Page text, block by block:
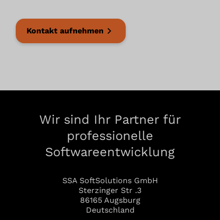
Kontakt aufnehmen
Wir sind Ihr Partner für
professionelle
Softwareentwicklung
SSA SoftSolutions GmbH
Sterzinger Str .3
86165 Augsburg
Deutschland
Verarbeitungsunternehmen
Google Ireland Limited
Google Building Gordon House, 4 Barrow Street, Dublin
verarbeitung dar. Eine Einwilligung gilt nur für die
Zweck verwendet oder gespeichert werden.
Werbung
Genutzte Technologien
Cookies
Erhobene Daten
Diese Liste enthält alle (persönlichen) Daten, die von
oder durch die Nutzung dieses Dienstes gesammelt